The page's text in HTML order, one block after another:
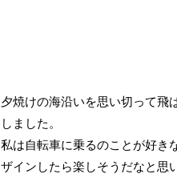
夕焼けの海沿いを思い切って飛
しました。
私は自転車に乗るのことが好き
ザインしたら楽しそうだなと思